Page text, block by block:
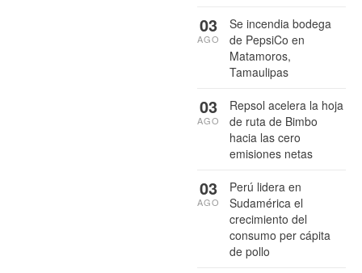
Se incendia bodega
de PepsiCo en
Matamoros,
Tamaulipas
03
AGO
Repsol acelera la hoja
de ruta de Bimbo
hacia las cero
emisiones netas
03
AGO
Perú lidera en
Sudamérica el
crecimiento del
consumo per cápita
de pollo
03
AGO